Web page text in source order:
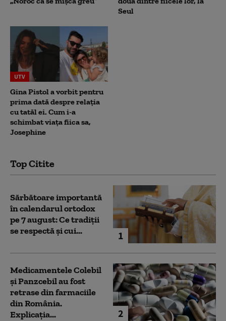
Seul
UTV
Gina Pistol a vorbit pentru
prima dată despre relația
cu tatăl ei. Cum i-a
schimbat viața fiica sa,
Josephine
Top Citite
1
Sărbătoare importantă
în calendarul ortodox
pe 7 august: Ce tradiții
se respectă și cui...
2
Medicamentele Colebil
și Panzcebil au fost
retrase din farmaciile
din România.
Explicația...